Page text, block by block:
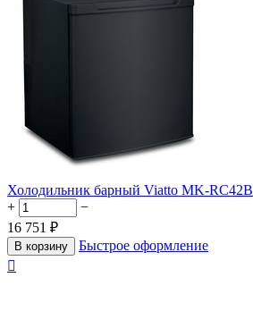
Холодильник барный Viatto MK-RC42B
+
−
16 751 ₽
В корзину
Быстрое оформление
